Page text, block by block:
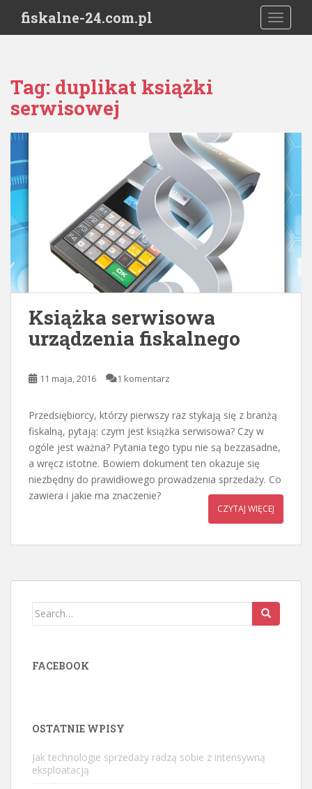
i
fiskalne-24.com.pl
Tag: duplikat książki
serwisowej
Książka serwisowa
urządzenia fiskalnego
11 maja, 2016 1 komentarz
Przedsiębiorcy, którzy pierwszy raz stykają się z branżą
fiskalną, pytają: czym jest książka serwisowa? Czy w
ogóle jest ważna? Pytania tego typu nie są bezzasadne,
a wręcz istotne. Bowiem dokument ten okazuje się
niezbędny do prawidłowego prowadzenia sprzedaży. Co
zawiera i jakie ma znaczenie?
CZYTAJ WIĘCEJ
Search
FACEBOOK
OSTATNIE WPISY
Jak technologie sprzedaży radzą sobie z intensywną
eksploatacją